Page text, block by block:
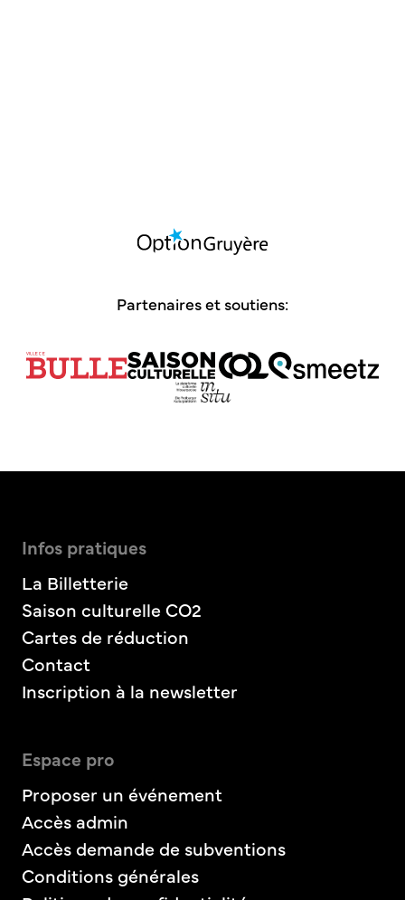
Partenaires et soutiens:
Infos pratiques
La Billetterie
Saison culturelle CO2
Cartes de réduction
Contact
Inscription à la newsletter
Espace pro
Proposer un événement
Accès admin
Accès demande de subventions
Conditions générales